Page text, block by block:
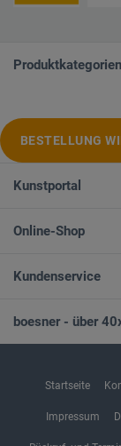
Produktkategorien
BESTELLUNG
Kunstportal
Online-Shop
Kundenservice
boesner - über
Startseite
Impressum